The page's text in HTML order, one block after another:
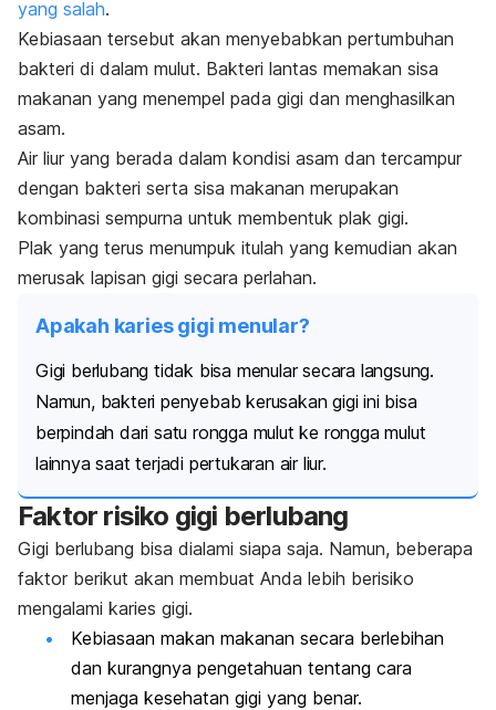
yang salah.
Kebiasaan tersebut akan menyebabkan pertumbuhan
bakteri di dalam mulut. Bakteri lantas memakan sisa
makanan yang menempel pada gigi dan menghasilkan
asam.
Air liur yang berada dalam kondisi asam dan tercampur
dengan bakteri serta sisa makanan merupakan
kombinasi sempurna untuk membentuk plak gigi.
Plak yang terus menumpuk itulah yang kemudian akan
merusak lapisan gigi secara perlahan.
Apakah karies gigi menular?
Gigi berlubang tidak bisa menular secara langsung.
Namun, bakteri penyebab kerusakan gigi ini bisa
berpindah dari satu rongga mulut ke rongga mulut
lainnya saat terjadi pertukaran air liur.
Faktor risiko gigi berlubang
Gigi berlubang bisa dialami siapa saja. Namun, beberapa
faktor berikut akan membuat Anda lebih berisiko
mengalami karies gigi.
Kebiasaan makan makanan secara berlebihan
dan kurangnya pengetahuan tentang cara
menjaga kesehatan gigi yang benar.